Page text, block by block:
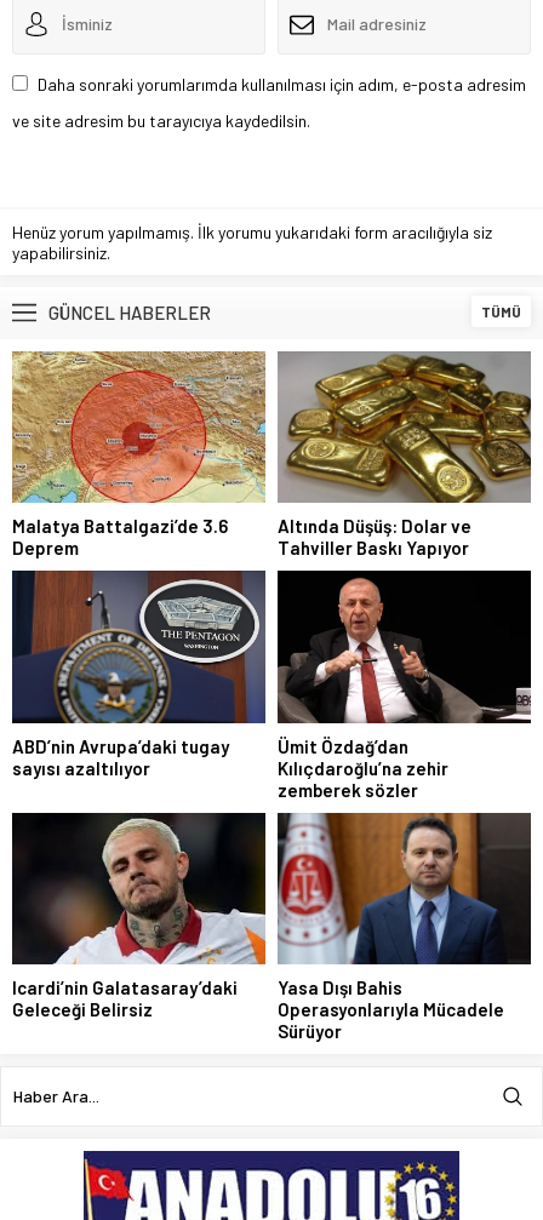
Daha sonraki yorumlarımda kullanılması için adım, e-posta adresim
ve site adresim bu tarayıcıya kaydedilsin.
Henüz yorum yapılmamış. İlk yorumu yukarıdaki form aracılığıyla siz
yapabilirsiniz.
GÜNCEL HABERLER TÜMÜ
Malatya Battalgazi’de 3.6
Deprem
Altında Düşüş: Dolar ve
Tahviller Baskı Yapıyor
ABD’nin Avrupa’daki tugay
sayısı azaltılıyor
Ümit Özdağ’dan
Kılıçdaroğlu’na zehir
zemberek sözler
Icardi’nin Galatasaray’daki
Geleceği Belirsiz
Yasa Dışı Bahis
Operasyonlarıyla Mücadele
Sürüyor